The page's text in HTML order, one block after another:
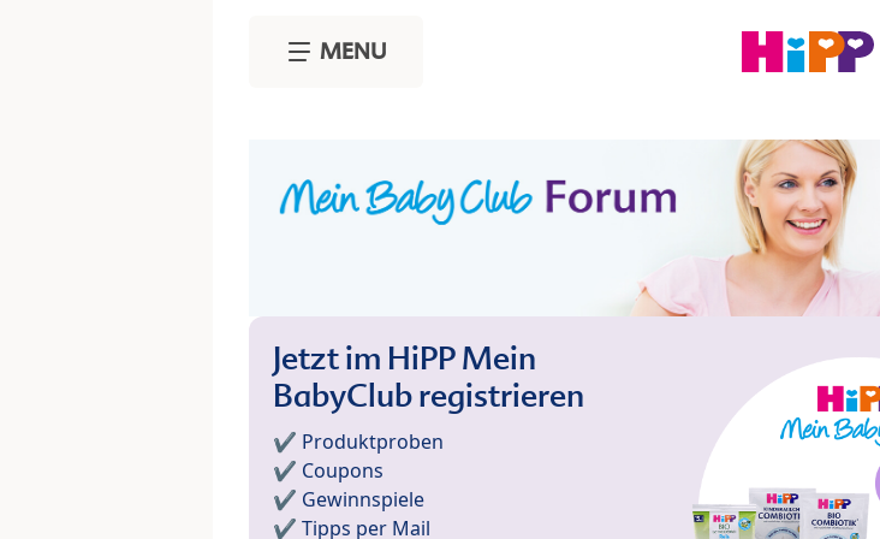
MENU
Jetzt im HiPP Mein
BabyClub registrieren
✔️ Produktproben
✔️ Coupons
✔️ Gewinnspiele
✔️ Tipps per Mail